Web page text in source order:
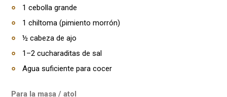
1 cebolla grande
1 chiltoma (pimiento morrón)
½ cabeza de ajo
1–2 cucharaditas de sal
Agua suficiente para cocer
Para la masa / atol